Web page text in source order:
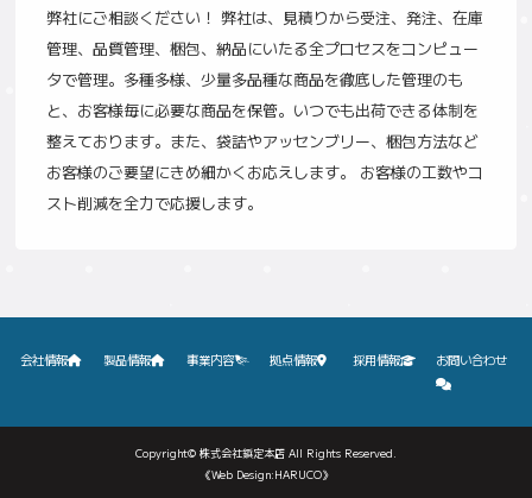
弊社にご相談ください！ 弊社は、見積りから受注、発注、在庫
管理、品質管理、梱包、納品にいたる全プロセスをコンピュー
タで管理。多種多様、少量多品種な商品を徹底した管理のも
と、お客様毎に必要な商品を保管。いつでも出荷できる体制を
整えております。また、袋詰やアッセンブリー、梱包方法など
お客様のご要望にきめ細かくお応えします。 お客様の工数やコ
スト削減を全力で応援します。
会社情報 製品情報 事業内容 拠点情報 採用情報 お問い合わせ
Copyright© 株式会社鋲定本店 All Rights Reserved.
《Web Design:HARUCO》